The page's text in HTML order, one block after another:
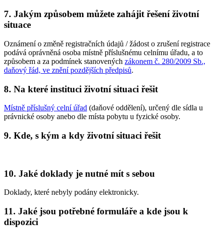
7. Jakým způsobem můžete zahájit řešení životní
situace
Oznámení o změně registračních údajů / žádost o zrušení registrace
podává oprávněná osoba místně příslušnému celnímu úřadu, a to
způsobem a za podmínek stanovených zákonem č. 280/2009 Sb.,
daňový řád, ve znění pozdějších předpisů.
8. Na které instituci životní situaci řešit
Místně příslušný celní úřad (daňové oddělení), určený dle sídla u
právnické osoby anebo dle místa pobytu u fyzické osoby.
9. Kde, s kým a kdy životní situaci řešit
10. Jaké doklady je nutné mít s sebou
Doklady, které nebyly podány elektronicky.
11. Jaké jsou potřebné formuláře a kde jsou k
dispozici